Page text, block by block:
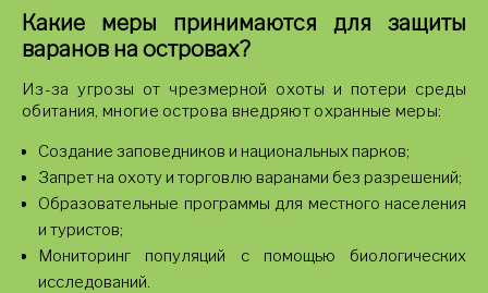
Какие меры принимаются для защиты
варанов на островах?
Из-за угрозы от чрезмерной охоты и потери среды
обитания, многие острова внедряют охранные меры:
Создание заповедников и национальных парков;
Запрет на охоту и торговлю варанами без разрешений;
Образовательные программы для местного населения
и туристов;
Мониторинг популяций с помощью биологических
исследований.